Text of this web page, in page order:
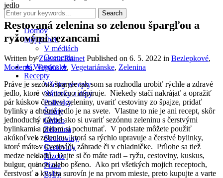
Domov
Môj príbeh
V médiách
Ocenenia
★ Vianoce ★
Recepty
Všetky recepty
Nátierky a dipy
Polievky
Šaláty
Chlieb
Zelenina
Strukoviny
Cestoviny
Rizoto
Pizza
Ryby
Restovaná zelenina so zelenou špargľou a
ryžovými rezancami
Written byZuzana Rainet Published on 6. 5. 2022 in Bezlepkové,
Moderná,Vegánske, Vegetariánske, Zelenina
Práve je sezóna špargle tak som sa rozhodla urobiť rýchle a zdravé
jedlo, ktoré vás možno inšpiruje. Niekedy stačí nakrájať a opražiť
pár kúskov čerstvej zeleniny, uvariť cestoviny zo špajze, pridať
bylinky a chutné jedlo je na svete. Vlastne to nie je ani recept, skôr
jednoduchý návod ako si uvariť sezónnu zeleninu s čerstvými
bylinkami a pritom si pochutnať. V podstate môžete použiť
akúkoľvek zeleninu, ktorá sa rýchlo upravuje a čerstvé bylinky,
ktoré máte v kvetináči, záhrade či v chladničke. Prílohe sa tiež
medze nekladú. Dajte si čo máte radi – ryžu, cestoviny, kuskus,
bulgur, quinou alebo pšeno. Ako pri všetkých mojich receptoch,
čerstvosť a kvalita surovín je na prvom mieste, preto kupujte a varte